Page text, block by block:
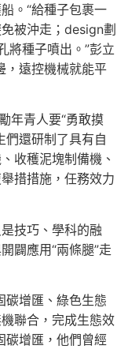
。“給種子包裹一
被沖走；design劃
將種子噴出。”彭立
，遠控機械就能平
年青人要“勇敢摸
們還研制了具有自
收穫泥塊制備機、
措措施，任務效力
技巧、學科的融
闢應用“兩條腿”走
碳增匯、綠色生態
聯合，完成生態效
碳增匯，他們曾經